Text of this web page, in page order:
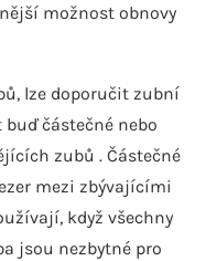
možnost obnovy
lze doporučit zubní
částečné nebo
zubů . Částečné
mezi zbývajícími
když všechny
jsou nezbytné pro